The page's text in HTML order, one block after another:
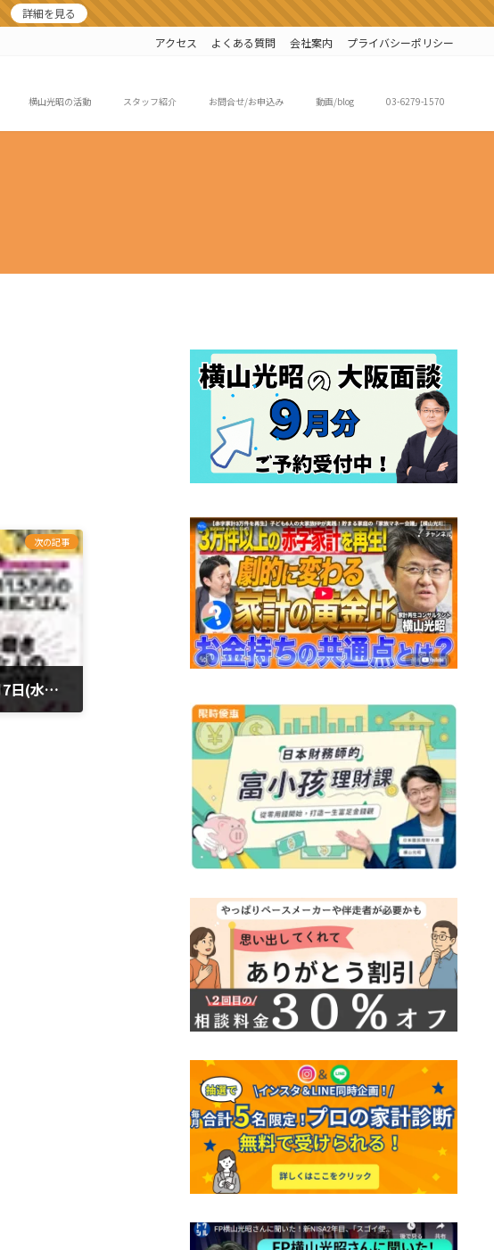
詳細を見る
アクセス よくある質問 会社案内 プライバシーポリシー
横山光昭の活動 スタッフ紹介 お問合せ/お申込み 動画/blog 03-6279-1570
次の記事
掲載番号：723 日経WOMAN4月号 3月7日(水)発売